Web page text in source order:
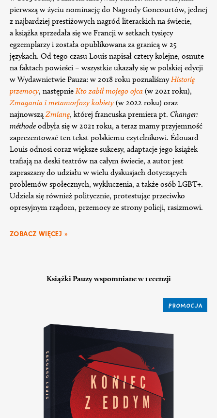
pierwszą w życiu nominację do Nagrody Goncourtów, jednej
z najbardziej prestiżowych nagród literackich na świecie,
a książka sprzedała się we Francji w setkach tysięcy
egzemplarzy i została opublikowana za granicą w 25
językach. Od tego czasu Louis napisał cztery kolejne, osnute
na faktach powieści – wszystkie ukazały się w polskiej edycji
w Wydawnictwie Pauza: w 2018 roku poznaliśmyHistorię
przemocy, następnie Kto zabił mojego ojca (w 2021 roku),
Zmagania i metamorfozy kobiety (w 2022 roku) oraz
najnowsząZmianę, której francuska premiera pt. Changer:
méthode odbyła się w 2021 roku, a teraz mamy przyjemność
zaprezentować ten tekst polskiemu czytelnikowi. Édouard
Louis odnosi coraz większe sukcesy, adaptacje jego książek
trafiają na deski teatrów na całym świecie, a autor jest
zapraszany do udziału w wielu dyskusjach dotyczących
problemów społecznych, wykluczenia, a także osób LGBT+.
Udziela się również politycznie, protestując przeciwko
opresyjnym rządom, przemocy ze strony policji, rasizmowi.
ZOBACZ WIĘCEJ »
Książki Pauzy wspomniane w recenzji
PROMOCJA